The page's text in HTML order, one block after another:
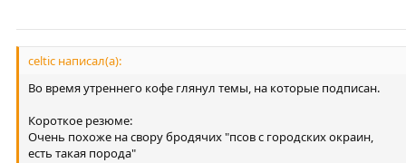
celtic написал(а):
Во время утреннего кофе глянул темы, на которые подписан.
Короткое резюме:
Очень похоже на свору бродячих "псов с городских окраин,
есть такая порода"